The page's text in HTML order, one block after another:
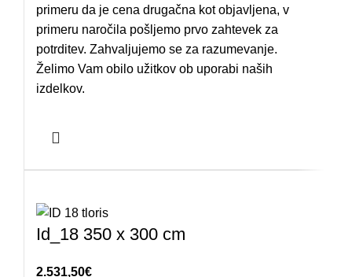
primeru da je cena drugačna kot objavljena, v
primeru naročila pošljemo prvo zahtevek za
potrditev. Zahvaljujemo se za razumevanje.
Želimo Vam obilo užitkov ob uporabi naših
izdelkov.
Id_18 350 x 300 cm
2.531,50€